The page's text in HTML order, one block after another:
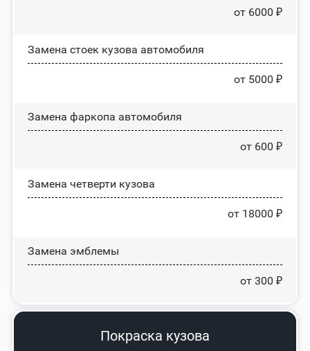
от 6000 ₽
Замена стоек кузова автомобиля
от 5000 ₽
Замена фаркопа автомобиля
от 600 ₽
Замена четверти кузова
от 18000 ₽
Замена эмблемы
от 300 ₽
Покраска кузова